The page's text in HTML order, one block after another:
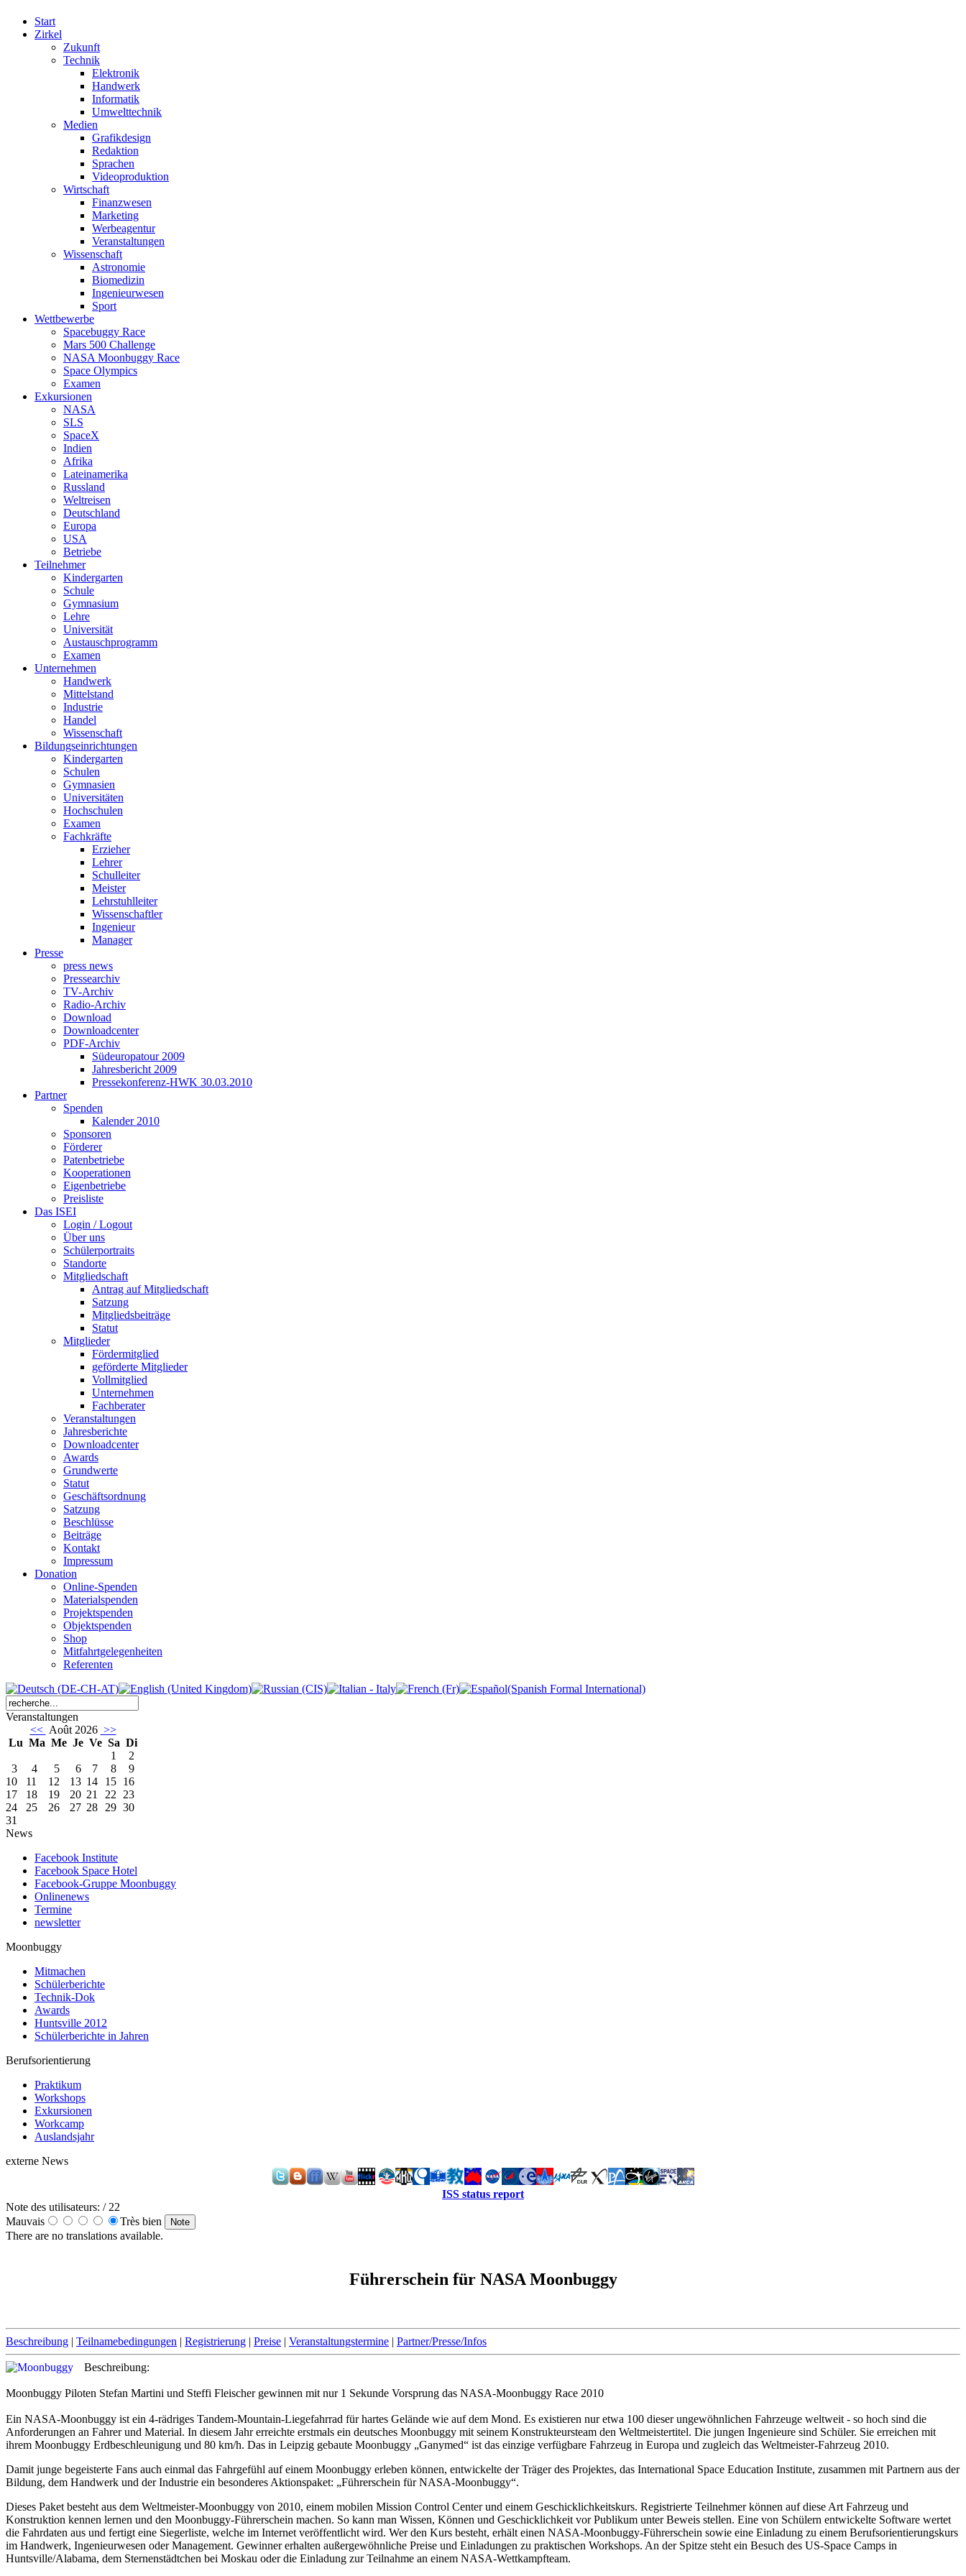
Start
Zirkel
Zukunft
Technik
Elektronik
Handwerk
Informatik
Umwelttechnik
Medien
Grafikdesign
Redaktion
Sprachen
Videoproduktion
Wirtschaft
Finanzwesen
Marketing
Werbeagentur
Veranstaltungen
Wissenschaft
Astronomie
Biomedizin
Ingenieurwesen
Sport
Wettbewerbe
Spacebuggy Race
Mars 500 Challenge
NASA Moonbuggy Race
Space Olympics
Examen
Exkursionen
NASA
SLS
SpaceX
Indien
Afrika
Lateinamerika
Russland
Weltreisen
Deutschland
Europa
USA
Betriebe
Teilnehmer
Kindergarten
Schule
Gymnasium
Lehre
Universität
Austauschprogramm
Examen
Unternehmen
Handwerk
Mittelstand
Industrie
Handel
Wissenschaft
Bildungseinrichtungen
Kindergarten
Schulen
Gymnasien
Universitäten
Hochschulen
Examen
Fachkräfte
Erzieher
Lehrer
Schulleiter
Meister
Lehrstuhlleiter
Wissenschaftler
Ingenieur
Manager
Presse
press news
Pressearchiv
TV-Archiv
Radio-Archiv
Download
Downloadcenter
PDF-Archiv
Südeuropatour 2009
Jahresbericht 2009
Pressekonferenz-HWK 30.03.2010
Partner
Spenden
Kalender 2010
Sponsoren
Förderer
Patenbetriebe
Kooperationen
Eigenbetriebe
Preisliste
Das ISEI
Login / Logout
Über uns
Schülerportraits
Standorte
Mitgliedschaft
Antrag auf Mitgliedschaft
Satzung
Mitgliedsbeiträge
Statut
Mitglieder
Fördermitglied
geförderte Mitglieder
Vollmitglied
Unternehmen
Fachberater
Veranstaltungen
Jahresberichte
Downloadcenter
Awards
Grundwerte
Statut
Geschäftsordnung
Satzung
Beschlüsse
Beiträge
Kontakt
Impressum
Donation
Online-Spenden
Materialspenden
Projektspenden
Objektspenden
Shop
Mitfahrtgelegenheiten
Referenten
Veranstaltungen
<< Août 2026 >>
Lu Ma Me Je Ve Sa Di
1
2
3
4 5 6 7 8
9
10
11 12 13 14 15 16
17
18 19 20 21 22 23
24
25 26 27 28 29 30
31
News
Facebook Institute
Facebook Space Hotel
Facebook-Gruppe Moonbuggy
Onlinenews
Termine
newsletter
Moonbuggy
Mitmachen
Schülerberichte
Technik-Dok
Awards
Huntsville 2012
Schülerberichte in Jahren
Berufsorientierung
Praktikum
Workshops
Exkursionen
Workcamp
Auslandsjahr
externe News
ISS status report
Note des utilisateurs: / 22
Mauvais
Très bien
There are no translations available.
Führerschein für NASA Moonbuggy
Beschreibung | Teilnamebedingungen | Registrierung | Preise | Veranstaltungstermine | Partner/Presse/Infos
Beschreibung:
Moonbuggy Piloten Stefan Martini und Steffi Fleischer gewinnen mit nur 1 Sekunde Vorsprung das NASA-Moonbuggy Race 2010
Ein NASA-Moonbuggy ist ein 4-rädriges Tandem-Mountain-Liegefahrrad für hartes Gelände wie auf dem Mond. Es existieren nur etwa 100 dieser ungewöhnlichen Fahrzeuge weltweit - so hoch sind die
Anforderungen an Fahrer und Material. In diesem Jahr erreichte erstmals ein deutsches Moonbuggy mit seinem Konstrukteursteam den Weltmeistertitel. Die jungen Ingenieure sind Schüler. Sie erreichen mit
ihrem Moonbuggy Erdbeschleunigung und 80 km/h. Das in Leipzig gebaute Moonbuggy „Ganymed“ ist das einzige verfügbare Fahrzeug in Europa und zugleich das Weltmeister-Fahrzeug 2010.
Damit junge begeisterte Fans auch einmal das Fahrgefühl auf einem Moonbuggy erleben können, entwickelte der Träger des Projektes, das International Space Education Institute, zusammen mit Partnern aus der
Bildung, dem Handwerk und der Industrie ein besonderes Aktionspaket: „Führerschein für NASA-Moonbuggy“.
Dieses Paket besteht aus dem Weltmeister-Moonbuggy von 2010, einem mobilen Mission Control Center und einem Geschicklichkeitskurs. Registrierte Teilnehmer können auf diese Art Fahrzeug und
Konstruktion kennen lernen und den Moonbuggy-Führerschein machen. So kann man Wissen, Können und Geschicklichkeit vor Publikum unter Beweis stellen. Eine von Schülern entwickelte Software wertet
die Fahrdaten aus und fertigt eine Siegerliste, welche im Internet veröffentlicht wird. Wer den Kurs besteht, erhält einen NASA-Moonbuggy-Führerschein sowie eine Einladung zu einem Berufsorientierungskurs
im Handwerk, Ingenieurwesen oder Management. Gewinner erhalten außergewöhnliche Preise und Einladungen zu praktischen Workshops. An der Spitze steht ein Besuch des US-Space Camps in
Huntsville/Alabama, dem Sternenstädtchen bei Moskau oder die Einladung zur Teilnahme an einem NASA-Wettkampfteam.